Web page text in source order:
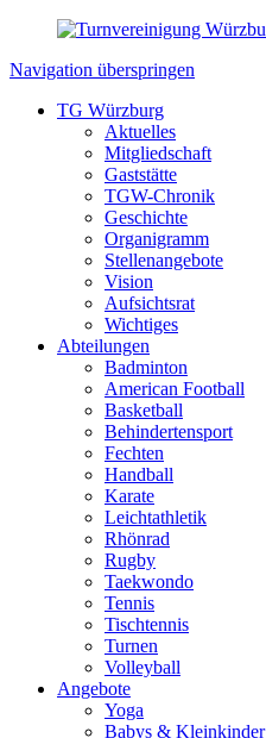
Navigation überspringen
TG Würzburg
Aktuelles
Mitgliedschaft
Gaststätte
TGW-Chronik
Geschichte
Organigramm
Stellenangebote
Vision
Aufsichtsrat
Wichtiges
Abteilungen
Badminton
American Football
Basketball
Behindertensport
Fechten
Handball
Karate
Leichtathletik
Rhönrad
Rugby
Taekwondo
Tennis
Tischtennis
Turnen
Volleyball
Angebote
Yoga
Babys & Kleinkinder